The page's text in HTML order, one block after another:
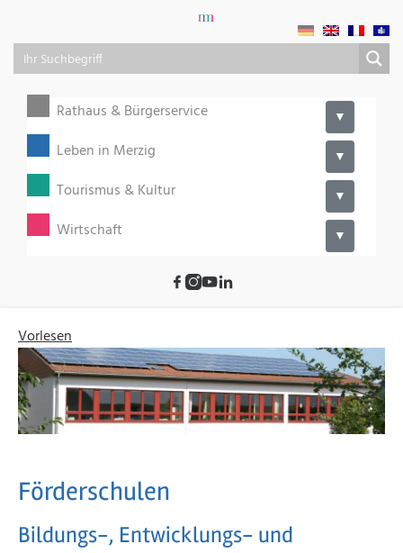
Rathaus & Bürgerservice ▼
Leben in Merzig ▼
Tourismus & Kultur ▼
Wirtschaft ▼
Vorlesen
Förderschulen
Bildungs-, Entwicklungs- und